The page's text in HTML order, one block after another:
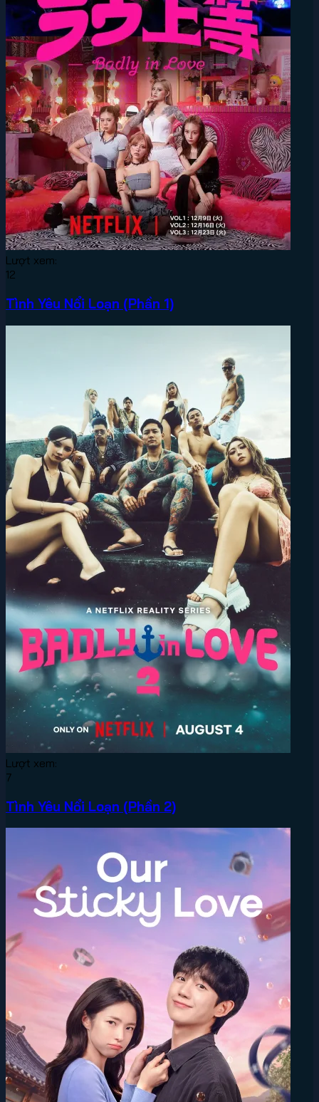
Lượt xem:
12
Tình Yêu Nổi Loạn (Phần 1)
Lượt xem:
7
Tình Yêu Nổi Loạn (Phần 2)